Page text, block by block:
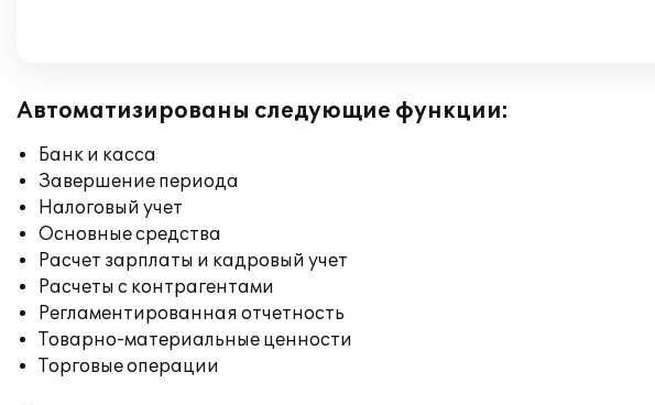
Автоматизированы следующие функции:
Банк и касса
Завершение периода
Налоговый учет
Основные средства
Расчет зарплаты и кадровый учет
Расчеты с контрагентами
Регламентированная отчетность
Товарно-материальные ценности
Торговые операции